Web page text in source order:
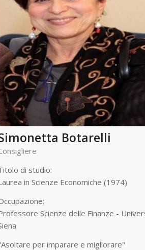
Botarelli
di studio:
in Scienze Economiche (1974)
Scienze delle Finanze -
per imparare e migliorare"